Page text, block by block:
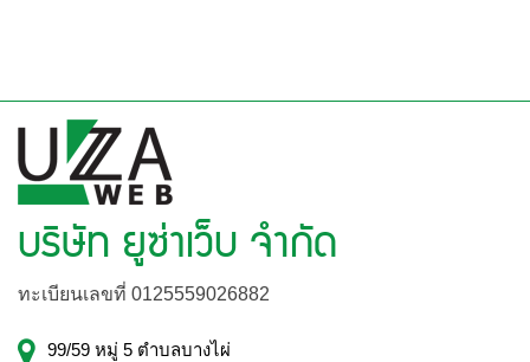
บริษัท ยูซ่าเว็บ จำกัด
ทะเบียนเลขที่ 0125559026882
99/59 หมู่ 5 ตำบลบางไผ่